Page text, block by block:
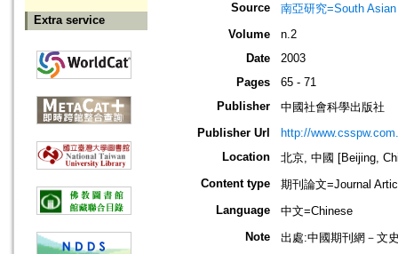
Extra service
Source
南亞研究=South
Volume
n.2
Date
2003
Pages
65 - 71
Publisher
中國社會科學出版社
Publisher Url
http://
Location
北京, 中國 [Beijing,
Content type
期刊論文=Journal
Language
中文=Chinese
Note
出處:中國期刊網－文